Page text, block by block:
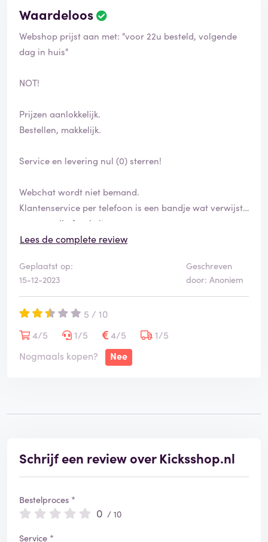
Waardeloos
Webshop prijst aan met: "voor 22u besteld, volgende
dag in huis"
NOT!
Prijzen aanlokkelijk.
Bestellen, makkelijk.
Service en levering nul (0) sterren!
Webchat wordt niet bemand.
Klantenservice per telefoon is een bandje wat verwijst
naar email of website.
een 10 als beoordeling? Laat me niet lachen.
Was alle moeite voor oplichting maar gestoken in een
fatsoenlijke onderneming.
Onbestaanbaar dat deze webwinkel op Trustpilot een
goede beoordeling krijgt.
Lees de complete review
Geplaatst op:
15-12-2023
Geschreven
door: Anoniem
5 / 10
4/5
1/5 4/5
1/5
Nogmaals kopen?
Nee
Schrijf een review over Kicksshop.nl
Bestelproces *
0 / 10
Service *